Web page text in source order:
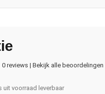
0 reviews | Bekijk alle beoordelingen
uit voorraad leverbaar